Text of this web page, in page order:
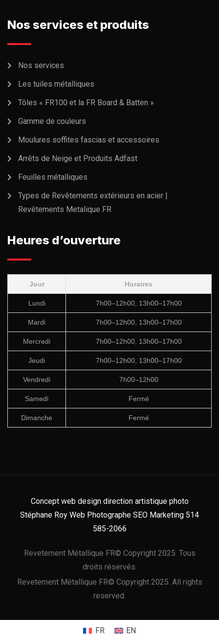
Nos services et produits
Nos services
Les tuiles métalliques
Tôles « FR100 et la FR Board & Batten »
Gamme de couleurs
Moulures soffites fascias et accessoires
Arrêts de Neige et Produits Adfast
Feuilles métalliques
Types de Revêtements extérieurs en acier |
Revêtements Metalique FR
Heures d’ouverture
Jour Horaires
Lundi 7h00–12h00, 13h00–17h00
Mardi 7h00–12h00, 13h00–17h00
Mercredi 7h00–12h00, 13h00–17h00
Jeudi 7h00–12h00, 13h00–17h00
Vendredi 7h00–12h00
Samedi Fermé
Dimanche Fermé
Concept web design direction artistique photo
Stéphane Roy Web Photographe SEO Marketing 514
585-2066
Revetement Métallique FR© Copyright 2025. Tous
droits réservés.
Revetement Métallique FR© Copyright 2025. All rights
reserved.
FR EN